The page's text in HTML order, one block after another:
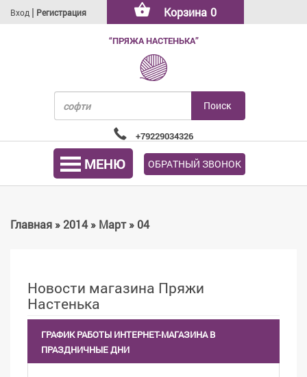
Вход | Регистрация Корзина 0
“ПРЯЖА НАСТЕНЬКА”
+79229034326
МЕНЮ ОБРАТНЫЙ ЗВОНОК
Главная»2014» Март» 04
Новости магазина Пряжи
Настенька
ГРАФИК РАБОТЫ ИНТЕРНЕТ-МАГАЗИНА В
ПРАЗДНИЧНЫЕ ДНИ